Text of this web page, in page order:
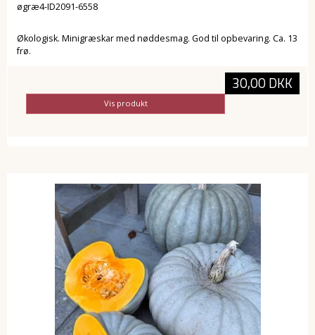
øgræ4-ID2091-6558
Økologisk. Minigræskar med nøddesmag. God til opbevaring. Ca. 13
frø.
30,00 DKK
Vis produkt